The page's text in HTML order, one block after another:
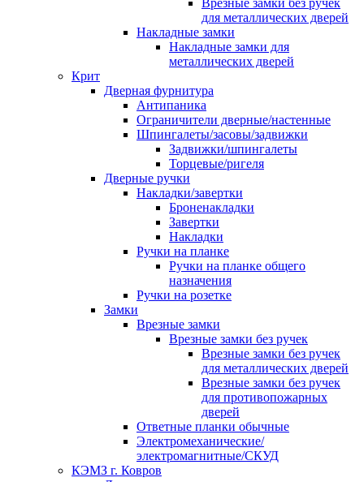
Врезные замки без ручек
для металлических дверей
Накладные замки
Накладные замки для
металлических дверей
Крит
Дверная фурнитура
Антипаника
Ограничители дверные/настенные
Шпингалеты/засовы/задвижки
Задвижки/шпингалеты
Торцевые/ригеля
Дверные ручки
Накладки/завертки
Броненакладки
Завертки
Накладки
Ручки на планке
Ручки на планке общего
назначения
Ручки на розетке
Замки
Врезные замки
Врезные замки без ручек
Врезные замки без ручек
для металлических дверей
Врезные замки без ручек
для противопожарных
дверей
Ответные планки обычные
Электромеханические/
электромагнитные/СКУД
КЭМЗ г. Ковров